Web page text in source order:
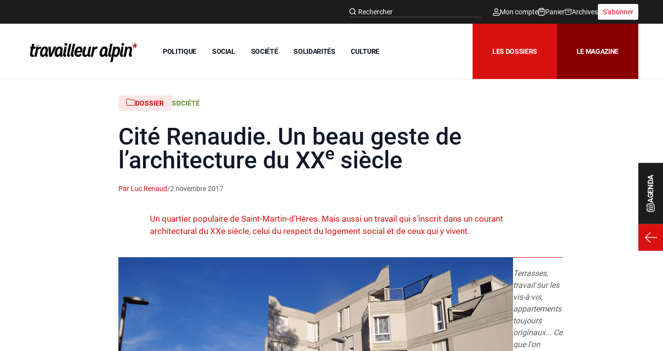
AGENDA
Mon compte Panier Archives S'abonner
POLITIQUE SOCIAL SOCIÉTÉ SOLIDARITÉS CULTURE LES DOSSIERS LE MAGAZINE
DOSSIER SOCIÉTÉ
Cité Renaudie. Un beau geste de
l’architecture du XXe siècle
Par Luc Renaud/2 novembre 2017
Un quartier populaire de Saint-Martin-d’Hères. Mais aussi un travail qui s’inscrit dans un courant
architectural du XXe siècle, celui du respect du logement social et de ceux qui y vivent.
Terrasses,
travail sur les
vis-à-vis,
appartements
toujours
originaux... Ce
que l'on